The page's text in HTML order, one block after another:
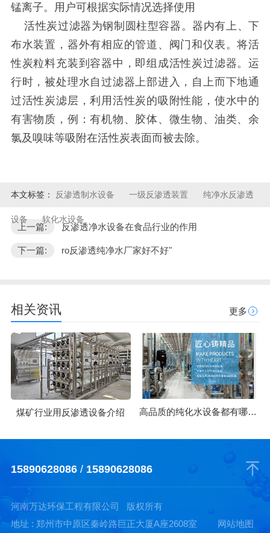
锰离子。用户可根据实际情况选择使用
活性炭过滤器为钢制圆柱型容器。器内有上、下
布水装置，器外有相应的管道、阀门和仪表。将活
性炭粒料充装到容器中，即组成活性炭过滤器。运
行时，被处理水自过滤器上部进入，自上而下地通
过活性炭滤层，利用活性炭的吸附性能，使水中的
有害物质，例：有机物、胶体、微生物、油类、余
氯及嗅味等吸附在活性炭表面而被去除。
本文标签： 反渗透制水设备 一级反渗透装置 纯净水反渗透
设备 软化水设备
上一篇: 反渗透净水设备在食品行业的作用
下一篇: ro反渗透纯净水厂家好不好"
相关资讯 更多
煤矿行业用反渗透设备介绍 高品质的纯化水设备都有哪些优势
15890628086/ 15890628086
河南万达环保工程有限公司 版权所有
地址 : 郑州市中原区秦岭路巨正大厦A座2608室
网站地图